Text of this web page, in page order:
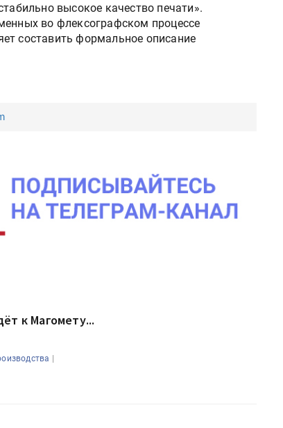
высокое качество печати».
во флексографском процессе
составить формальное описание
к Магомету...
|